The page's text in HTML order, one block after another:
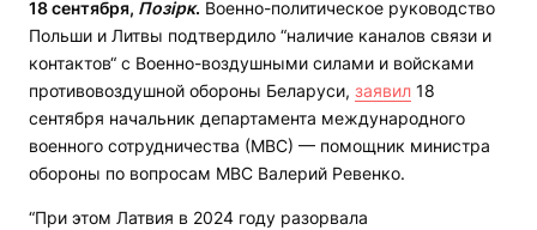
18 сентября, Позірк. Военно-политическое руководство
Польши и Литвы подтвердило “наличие каналов связи и
контактов“ с Военно-воздушными силами и войсками
противовоздушной обороны Беларуси, заявил 18
сентября начальник департамента международного
военного сотрудничества (МВС) — помощник министра
обороны по вопросам МВС Валерий Ревенко.
“При этом Латвия в 2024 году разорвала